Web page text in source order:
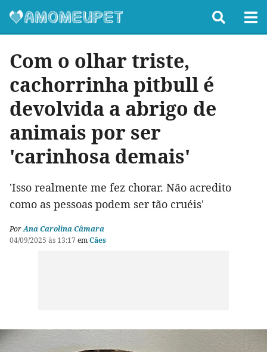
Com o olhar triste,
cachorrinha pitbull é
devolvida a abrigo de
animais por ser
'carinhosa demais'
'Isso realmente me fez chorar. Não acredito
como as pessoas podem ser tão cruéis'
PorAna Carolina Câmara
04/09/2025 às 13:17 emCães